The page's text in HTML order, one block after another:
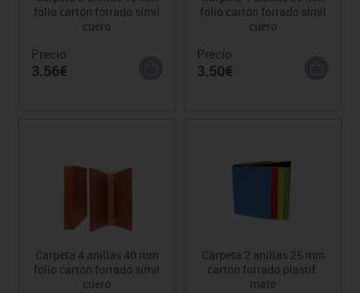
folio cartón forrado símil
cuero
Precio
3.56€
folio cartón forrado símil
cuero
Precio
3.50€
Carpeta 4 anillas 40 mm
folio cartón forrado símil
cuero
Carpeta 2 anillas 25 mm
cartón forrado plastif.
mate